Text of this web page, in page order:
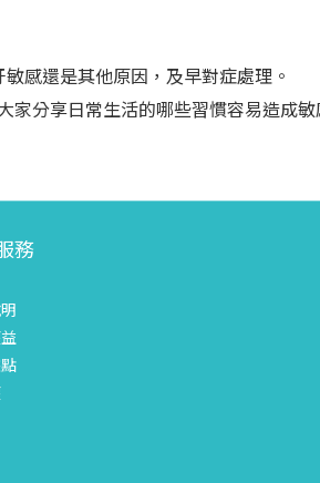
感還是其他原因，及早對症處理。
分享日常生活的哪些習慣容易造成
務